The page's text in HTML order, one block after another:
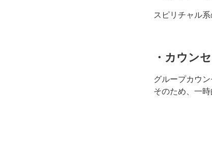
スピリチャル
・カウン
グループカウ
そのため、一